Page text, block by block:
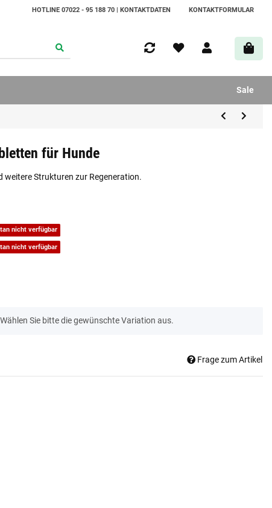
HOTLINE 07022 - 95 188 70 | KONTAKTDATEN KONTAKTFORMULAR
Sale
für Hunde
weitere Strukturen zur Regeneration.
nicht verfügbar
nicht verfügbar
Sie bitte die gewünschte Variation aus.
Frage zum Artikel